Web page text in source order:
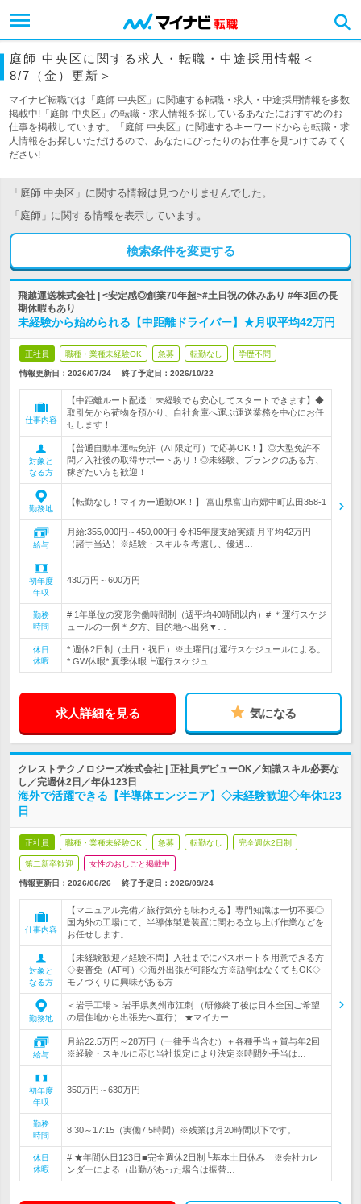
庭師 中央区に関する求人・転職・中途採用情報＜
8/7（金）更新＞
マイナビ転職では「庭師 中央区」に関連する転職・求人・中途採用情報を多数
掲載中!「庭師 中央区」の転職・求人情報を探しているあなたにおすすめのお
仕事を掲載しています。「庭師 中央区」に関連するキーワードからも転職・求
人情報をお探しいただけるので、あなたにぴったりのお仕事を見つけてみてく
ださい!
「庭師 中央区」に関する情報は見つかりませんでした。
「庭師」に関する情報を表示しています。
検索条件を変更する
飛越運送株式会社 | <安定感◎創業70年超>#土日祝の休みあり #年3回の長
期休暇もあり
未経験から始められる【中距離ドライバー】★月収平均42万円
正社員 職種・業種未経験OK 急募 転勤なし 学歴不問
情報更新日：2026/07/24 終了予定日： 2026/10/22
仕事内容
【中距離ルート配送！未経験でも安心してスタートできます】◆
取引先から荷物を預かり、自社倉庫へ運ぶ運送業務を中心にお任
せします！
対象と
なる方
【普通自動車運転免許（AT限定可）で応募OK！】◎大型免許不
問／入社後の取得サポートあり！◎未経験、ブランクのある方、
稼ぎたい方も歓迎！
勤務地
【転勤なし！マイカー通勤OK！】 富山県富山市婦中町広田358-1
給与
月給:355,000円～450,000円 令和5年度支給実績 月平均42万円
（諸手当込）※経験・スキルを考慮し、優遇…
初年度
年収
430万円～600万円
勤務
時間
# 1年単位の変形労働時間制（週平均40時間以内）# ＊運行スケジ
ュールの一例＊夕方、目的地へ出発▼…
休日
休暇
* 週休2日制（土日・祝日）※土曜日は運行スケジュールによる。
* GW休暇* 夏季休暇┗運行スケジュ…
求人詳細を見る 気になる
クレストテクノロジーズ株式会社 | 正社員デビューOK／知識スキル必要な
し／完週休2日／年休123日
海外で活躍できる【半導体エンジニア】◇未経験歓迎◇年休123
日
正社員 職種・業種未経験OK 急募 転勤なし 完全週休2日制
第二新卒歓迎 女性のおしごと掲載中
情報更新日：2026/06/26 終了予定日： 2026/09/24
仕事内容
【マニュアル完備／旅行気分も味わえる】専門知識は一切不要◎
国内外の工場にて、半導体製造装置に関わる立ち上げ作業などを
お任せします。
対象と
なる方
【未経験歓迎／経験不問】入社までにパスポートを用意できる方
◇要普免（AT可）◇海外出張が可能な方※語学はなくてもOK◇
モノづくりに興味がある方
勤務地
＜岩手工場＞ 岩手県奥州市江刺 （研修終了後は日本全国ご希望
の居住地から出張先へ直行） ★マイカー…
給与
月給22.5万円～28万円（一律手当含む）＋各種手当＋賞与年2回
※経験・スキルに応じ当社規定により決定※時間外手当は…
初年度
年収
350万円～630万円
勤務
時間
8:30～17:15（実働7.5時間）※残業は月20時間以下です。
休日
休暇
# ★年間休日123日■完全週休2日制└基本土日休み ※会社カレ
ンダーによる（出勤があった場合は振替…